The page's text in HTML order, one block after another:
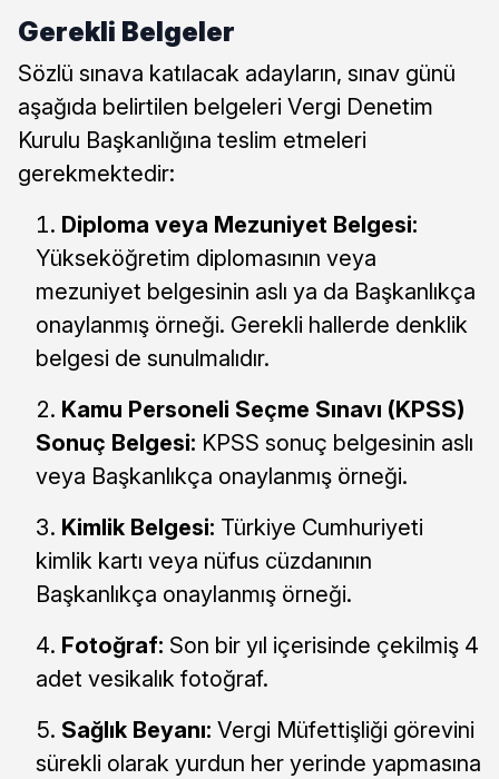
Gerekli Belgeler
Sözlü sınava katılacak adayların, sınav günü
aşağıda belirtilen belgeleri Vergi Denetim
Kurulu Başkanlığına teslim etmeleri
gerekmektedir:
Diploma veya Mezuniyet Belgesi:
Yükseköğretim diplomasının veya
mezuniyet belgesinin aslı ya da Başkanlıkça
onaylanmış örneği. Gerekli hallerde denklik
belgesi de sunulmalıdır.
Kamu Personeli Seçme Sınavı (KPSS)
Sonuç Belgesi: KPSS sonuç belgesinin aslı
veya Başkanlıkça onaylanmış örneği.
Kimlik Belgesi: Türkiye Cumhuriyeti
kimlik kartı veya nüfus cüzdanının
Başkanlıkça onaylanmış örneği.
Fotoğraf: Son bir yıl içerisinde çekilmiş 4
adet vesikalık fotoğraf.
Sağlık Beyanı: Vergi Müfettişliği görevini
sürekli olarak yurdun her yerinde yapmasına